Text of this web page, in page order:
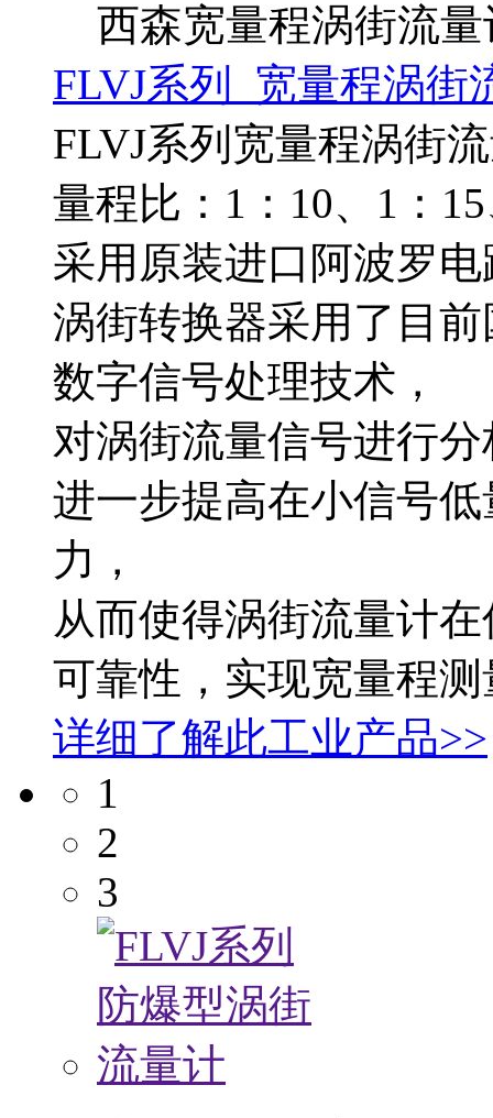
西森宽量程涡街流量
FLVJ系列 宽量程涡街
FLVJ系列宽量程涡街
量程比：1：10、1：
采用原装进口阿波罗电
涡街转换器采用了目
数字信号处理技术，
对涡街流量信号进行
进一步提高在小信号
力，
从而使得涡街流量计
可靠性，实现宽量程测
详细了解此工业产品>>
1
2
3